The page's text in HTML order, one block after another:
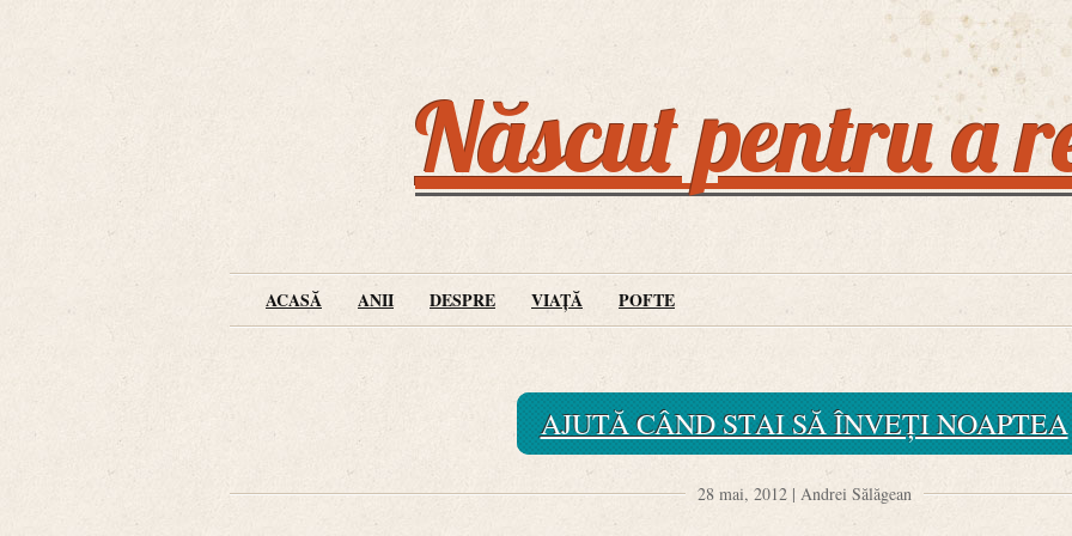
Născut pentru a
ACASĂ ANII DESPRE VIAȚĂ POFTE
AJUTĂ CÂND STAI SĂ ÎNVEȚI NOAPTEA
28 mai, 2012 | Andrei Sălăgean